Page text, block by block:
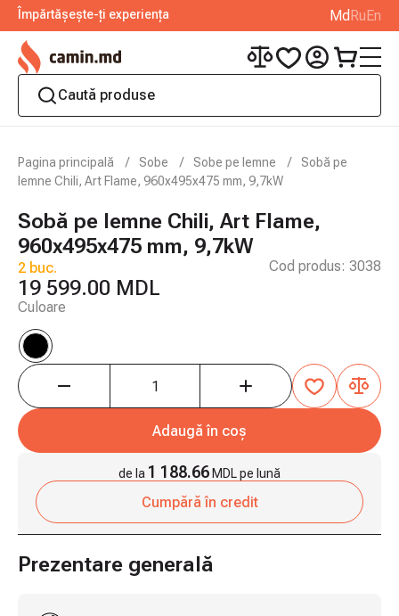
Împărtășește-ți experiența MdRuEn
Pagina principală Sobe Sobe pe lemne
Sobă pe
lemne Chili, Art Flame, 960x495x475 mm, 9,7kW
Sobă pe lemne Chili, Art Flame,
960x495x475 mm, 9,7kW
2 buc. Cod produs: 3038
19 599.00 MDL
Culoare
Adaugă în coș
de la 1 188.66 MDL pe lună
Cumpără în credit
Prezentare generală